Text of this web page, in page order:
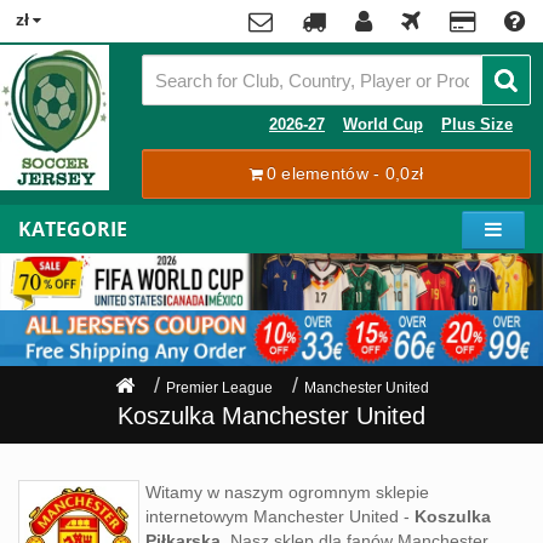
zł
Contact
Tracking
Moje
konto
Rejestracja
Zaloguj
Payment
2026-27 World Cup Plus Size
0 elementów - 0,0zł
x
KATEGORIE
Premier
League
La
Liga
Bundesliga
Serie
A
Ligue
1
Świata
2026
Premier League Manchester United
Koszulka Manchester United
Witamy w naszym ogromnym sklepie
internetowym Manchester United - Koszulka